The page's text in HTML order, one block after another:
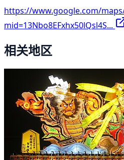
https://www.google.com/
mid=13Nbo8EFxhx50lQsl4S...
相关地区